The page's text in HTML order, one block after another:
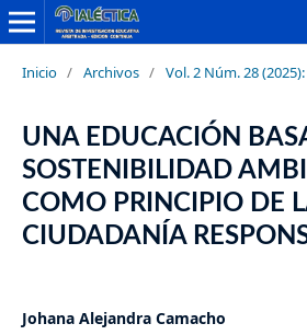
Inicio / Archivos / Vol. 2 Núm. 28
UNA EDUCACIÓN
SOSTENIBILIDAD
COMO PRINCIPIO DE
CIUDADANÍA
Johana Alejandra Camacho